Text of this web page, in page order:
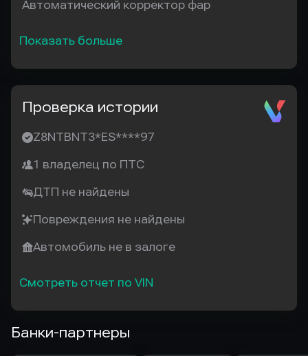
Автоматический корректор фар
Показать больше
Проверка истории
Z8NTBNT3*ES****97
1 владелец по ПТС
ДТП не найдены
Повреждения не найдены
Автомобиль не в залоге
Смотреть отчет по VIN
Банки-партнеры